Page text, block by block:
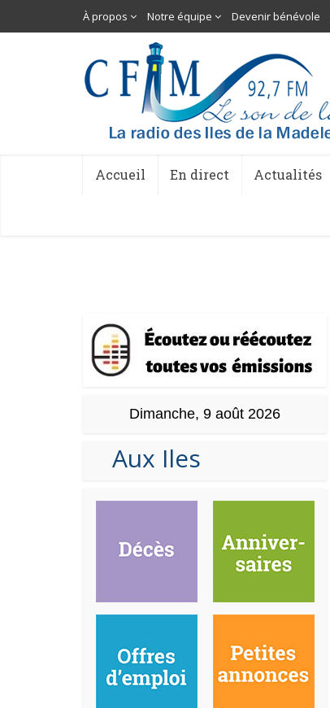
À propos Notre équipe Devenir bénévole
Accueil En direct Actualités
Dimanche, 9 août 2026
Aux Iles